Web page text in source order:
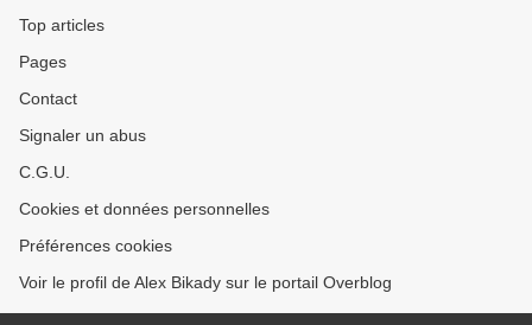
Top articles
Pages
Contact
Signaler un abus
C.G.U.
Cookies et données personnelles
Préférences cookies
Voir le profil de Alex Bikady sur le portail Overblog